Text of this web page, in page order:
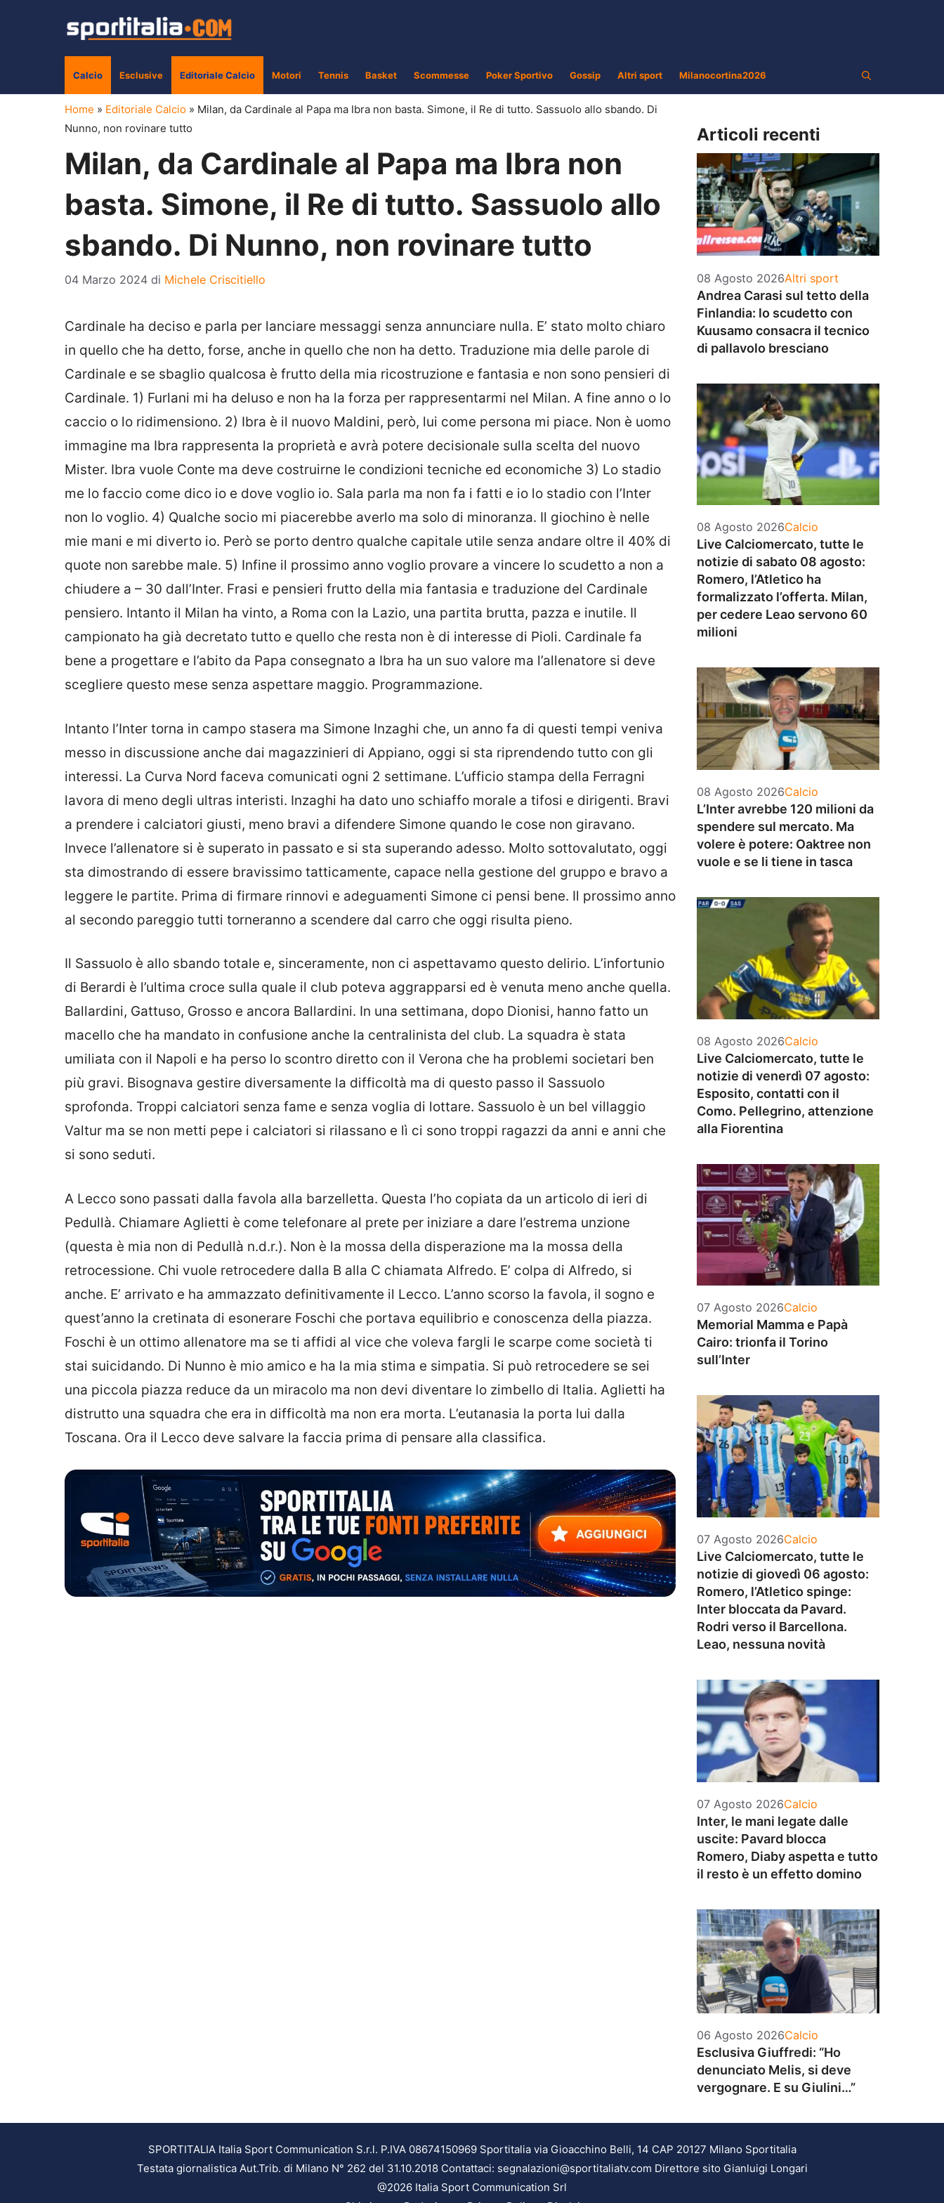
Calcio Esclusive Editoriale Calcio Motori Tennis Basket Scommesse Poker Sportivo Gossip Altri sport Milanocortina2026
Home » Editoriale Calcio » Milan, da Cardinale al Papa ma Ibra non basta. Simone, il Re di tutto. Sassuolo allo sbando. Di
Nunno, non rovinare tutto
Milan, da Cardinale al Papa ma Ibra non
basta. Simone, il Re di tutto. Sassuolo allo
sbando. Di Nunno, non rovinare tutto
04 Marzo 2024 di Michele Criscitiello
Cardinale ha deciso e parla per lanciare messaggi senza annunciare nulla. E’ stato molto chiaro
in quello che ha detto, forse, anche in quello che non ha detto. Traduzione mia delle parole di
Cardinale e se sbaglio qualcosa è frutto della mia ricostruzione e fantasia e non sono pensieri di
Cardinale. 1) Furlani mi ha deluso e non ha la forza per rappresentarmi nel Milan. A fine anno o lo
caccio o lo ridimensiono. 2) Ibra è il nuovo Maldini, però, lui come persona mi piace. Non è uomo
immagine ma Ibra rappresenta la proprietà e avrà potere decisionale sulla scelta del nuovo
Mister. Ibra vuole Conte ma deve costruirne le condizioni tecniche ed economiche 3) Lo stadio
me lo faccio come dico io e dove voglio io. Sala parla ma non fa i fatti e io lo stadio con l’Inter
non lo voglio. 4) Qualche socio mi piacerebbe averlo ma solo di minoranza. Il giochino è nelle
mie mani e mi diverto io. Però se porto dentro qualche capitale utile senza andare oltre il 40% di
quote non sarebbe male. 5) Infine il prossimo anno voglio provare a vincere lo scudetto a non a
chiudere a – 30 dall’Inter. Frasi e pensieri frutto della mia fantasia e traduzione del Cardinale
pensiero. Intanto il Milan ha vinto, a Roma con la Lazio, una partita brutta, pazza e inutile. Il
campionato ha già decretato tutto e quello che resta non è di interesse di Pioli. Cardinale fa
bene a progettare e l’abito da Papa consegnato a Ibra ha un suo valore ma l’allenatore si deve
scegliere questo mese senza aspettare maggio. Programmazione.
Intanto l’Inter torna in campo stasera ma Simone Inzaghi che, un anno fa di questi tempi veniva
messo in discussione anche dai magazzinieri di Appiano, oggi si sta riprendendo tutto con gli
interessi. La Curva Nord faceva comunicati ogni 2 settimane. L’ufficio stampa della Ferragni
lavora di meno degli ultras interisti. Inzaghi ha dato uno schiaffo morale a tifosi e dirigenti. Bravi
a prendere i calciatori giusti, meno bravi a difendere Simone quando le cose non giravano.
Invece l’allenatore si è superato in passato e si sta superando adesso. Molto sottovalutato, oggi
sta dimostrando di essere bravissimo tatticamente, capace nella gestione del gruppo e bravo a
leggere le partite. Prima di firmare rinnovi e adeguamenti Simone ci pensi bene. Il prossimo anno
al secondo pareggio tutti torneranno a scendere dal carro che oggi risulta pieno.
Il Sassuolo è allo sbando totale e, sinceramente, non ci aspettavamo questo delirio. L’infortunio
di Berardi è l’ultima croce sulla quale il club poteva aggrapparsi ed è venuta meno anche quella.
Ballardini, Gattuso, Grosso e ancora Ballardini. In una settimana, dopo Dionisi, hanno fatto un
macello che ha mandato in confusione anche la centralinista del club. La squadra è stata
umiliata con il Napoli e ha perso lo scontro diretto con il Verona che ha problemi societari ben
più gravi. Bisognava gestire diversamente la difficoltà ma di questo passo il Sassuolo
sprofonda. Troppi calciatori senza fame e senza voglia di lottare. Sassuolo è un bel villaggio
Valtur ma se non metti pepe i calciatori si rilassano e lì ci sono troppi ragazzi da anni e anni che
si sono seduti.
A Lecco sono passati dalla favola alla barzelletta. Questa l’ho copiata da un articolo di ieri di
Pedullà. Chiamare Aglietti è come telefonare al prete per iniziare a dare l’estrema unzione
(questa è mia non di Pedullà n.d.r.). Non è la mossa della disperazione ma la mossa della
retrocessione. Chi vuole retrocedere dalla B alla C chiamata Alfredo. E’ colpa di Alfredo, si
anche. E’ arrivato e ha ammazzato definitivamente il Lecco. L’anno scorso la favola, il sogno e
quest’anno la cretinata di esonerare Foschi che portava equilibrio e conoscenza della piazza.
Foschi è un ottimo allenatore ma se ti affidi al vice che voleva fargli le scarpe come società ti
stai suicidando. Di Nunno è mio amico e ha la mia stima e simpatia. Si può retrocedere se sei
una piccola piazza reduce da un miracolo ma non devi diventare lo zimbello di Italia. Aglietti ha
distrutto una squadra che era in difficoltà ma non era morta. L’eutanasia la porta lui dalla
Toscana. Ora il Lecco deve salvare la faccia prima di pensare alla classifica.
Articoli recenti
08 Agosto 2026Categorie
Altri sport
Andrea Carasi sul tetto della
Finlandia: lo scudetto con
Kuusamo consacra il tecnico
di pallavolo bresciano
08 Agosto 2026Categorie
Calcio
Live Calciomercato, tutte le
notizie di sabato 08 agosto:
Romero, l’Atletico ha
formalizzato l’offerta. Milan,
per cedere Leao servono 60
milioni
08 Agosto 2026Categorie
Calcio
L’Inter avrebbe 120 milioni da
spendere sul mercato. Ma
volere è potere: Oaktree non
vuole e se li tiene in tasca
08 Agosto 2026Categorie
Calcio
Live Calciomercato, tutte le
notizie di venerdì 07 agosto:
Esposito, contatti con il
Como. Pellegrino, attenzione
alla Fiorentina
07 Agosto 2026Categorie
Calcio
Memorial Mamma e Papà
Cairo: trionfa il Torino
sull’Inter
07 Agosto 2026Categorie
Calcio
Live Calciomercato, tutte le
notizie di giovedì 06 agosto:
Romero, l’Atletico spinge:
Inter bloccata da Pavard.
Rodri verso il Barcellona.
Leao, nessuna novità
07 Agosto 2026Categorie
Calcio
Inter, le mani legate dalle
uscite: Pavard blocca
Romero, Diaby aspetta e tutto
il resto è un effetto domino
06 Agosto 2026Categorie
Calcio
Esclusiva Giuffredi: “Ho
denunciato Melis, si deve
vergognare. E su Giulini…”
SPORTITALIA Italia Sport Communication S.r.l. P.IVA 08674150969 Sportitalia via Gioacchino Belli, 14 CAP 20127 Milano Sportitalia
Testata giornalistica Aut.Trib. di Milano N° 262 del 31.10.2018 Contattaci: segnalazioni@sportitaliatv.com Direttore sito Gianluigi Longari
@2026 Italia Sport Communication Srl